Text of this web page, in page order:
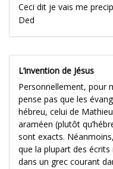
Ceci dit je vais me
Ded
L’invention de Jésus
Personnellement, pour
pense pas que les
hébreu, celui de
araméen (plutôt
sont exacts.
que la plupart des
dans un grec courant